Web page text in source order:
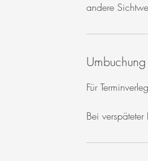
andere
Für
Bei